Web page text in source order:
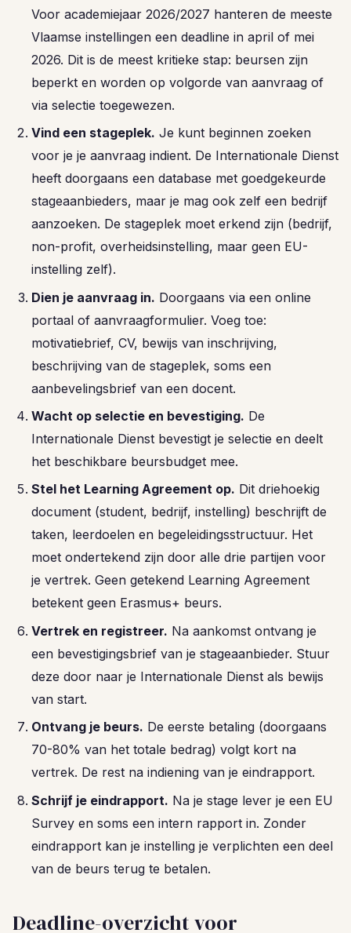
Voor academiejaar 2026/2027 hanteren de meeste
Vlaamse instellingen een deadline in april of mei
2026. Dit is de meest kritieke stap: beursen zijn
beperkt en worden op volgorde van aanvraag of
via selectie toegewezen.
Vind een stageplek. Je kunt beginnen zoeken
voor je je aanvraag indient. De Internationale Dienst
heeft doorgaans een database met goedgekeurde
stageaanbieders, maar je mag ook zelf een bedrijf
aanzoeken. De stageplek moet erkend zijn (bedrijf,
non-profit, overheidsinstelling, maar geen EU-
instelling zelf).
Dien je aanvraag in. Doorgaans via een online
portaal of aanvraagformulier. Voeg toe:
motivatiebrief, CV, bewijs van inschrijving,
beschrijving van de stageplek, soms een
aanbevelingsbrief van een docent.
Wacht op selectie en bevestiging. De
Internationale Dienst bevestigt je selectie en deelt
het beschikbare beursbudget mee.
Stel het Learning Agreement op. Dit driehoekig
document (student, bedrijf, instelling) beschrijft de
taken, leerdoelen en begeleidingsstructuur. Het
moet ondertekend zijn door alle drie partijen voor
je vertrek. Geen getekend Learning Agreement
betekent geen Erasmus+ beurs.
Vertrek en registreer. Na aankomst ontvang je
een bevestigingsbrief van je stageaanbieder. Stuur
deze door naar je Internationale Dienst als bewijs
van start.
Ontvang je beurs. De eerste betaling (doorgaans
70-80% van het totale bedrag) volgt kort na
vertrek. De rest na indiening van je eindrapport.
Schrijf je eindrapport. Na je stage lever je een EU
Survey en soms een intern rapport in. Zonder
eindrapport kan je instelling je verplichten een deel
van de beurs terug te betalen.
Deadline-overzicht voor